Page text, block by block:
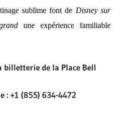
sublime font de Disney sur
grandune expérience familiable
billetterie de la Place Bell
: +1 (855) 634-4472